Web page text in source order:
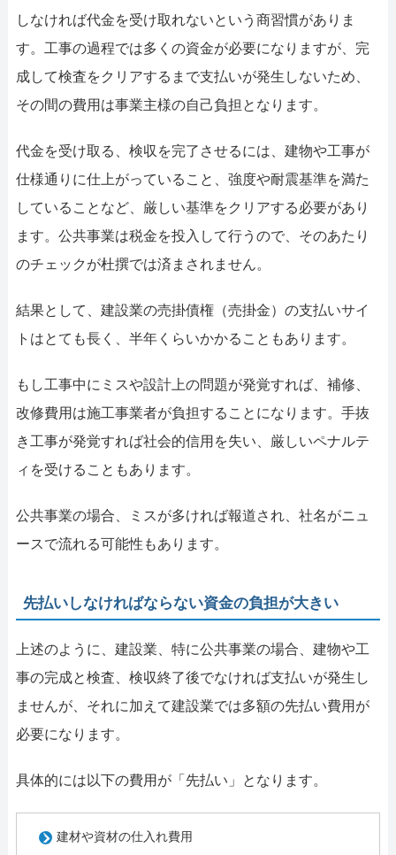
しなければ代金を受け取れないという商習慣がありま
す。工事の過程では多くの資金が必要になりますが、完
成して検査をクリアするまで支払いが発生しないため、
その間の費用は事業主様の自己負担となります。
代金を受け取る、検収を完了させるには、建物や工事が
仕様通りに仕上がっていること、強度や耐震基準を満た
していることなど、厳しい基準をクリアする必要があり
ます。公共事業は税金を投入して行うので、そのあたり
のチェックが杜撰では済まされません。
結果として、建設業の売掛債権（売掛金）の支払いサイ
トはとても長く、半年くらいかかることもあります。
もし工事中にミスや設計上の問題が発覚すれば、補修、
改修費用は施工事業者が負担することになります。手抜
き工事が発覚すれば社会的信用を失い、厳しいペナルテ
ィを受けることもあります。
公共事業の場合、ミスが多ければ報道され、社名がニュ
ースで流れる可能性もあります。
先払いしなければならない資金の負担が大きい
上述のように、建設業、特に公共事業の場合、建物や工
事の完成と検査、検収終了後でなければ支払いが発生し
ませんが、それに加えて建設業では多額の先払い費用が
必要になります。
具体的には以下の費用が「先払い」となります。
建材や資材の仕入れ費用